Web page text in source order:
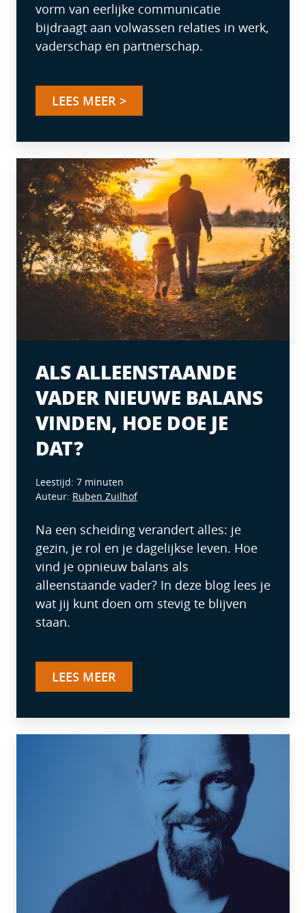
vorm van eerlijke communicatie
bijdraagt aan volwassen relaties in werk,
vaderschap en partnerschap.
LEES MEER >
ALS ALLEENSTAANDE
VADER NIEUWE BALANS
VINDEN, HOE DOE JE
DAT?
Leestijd: 7 minuten
Auteur: Ruben Zuilhof
Na een scheiding verandert alles: je
gezin, je rol en je dagelijkse leven. Hoe
vind je opnieuw balans als
alleenstaande vader? In deze blog lees je
wat jij kunt doen om stevig te blijven
staan.
LEES MEER